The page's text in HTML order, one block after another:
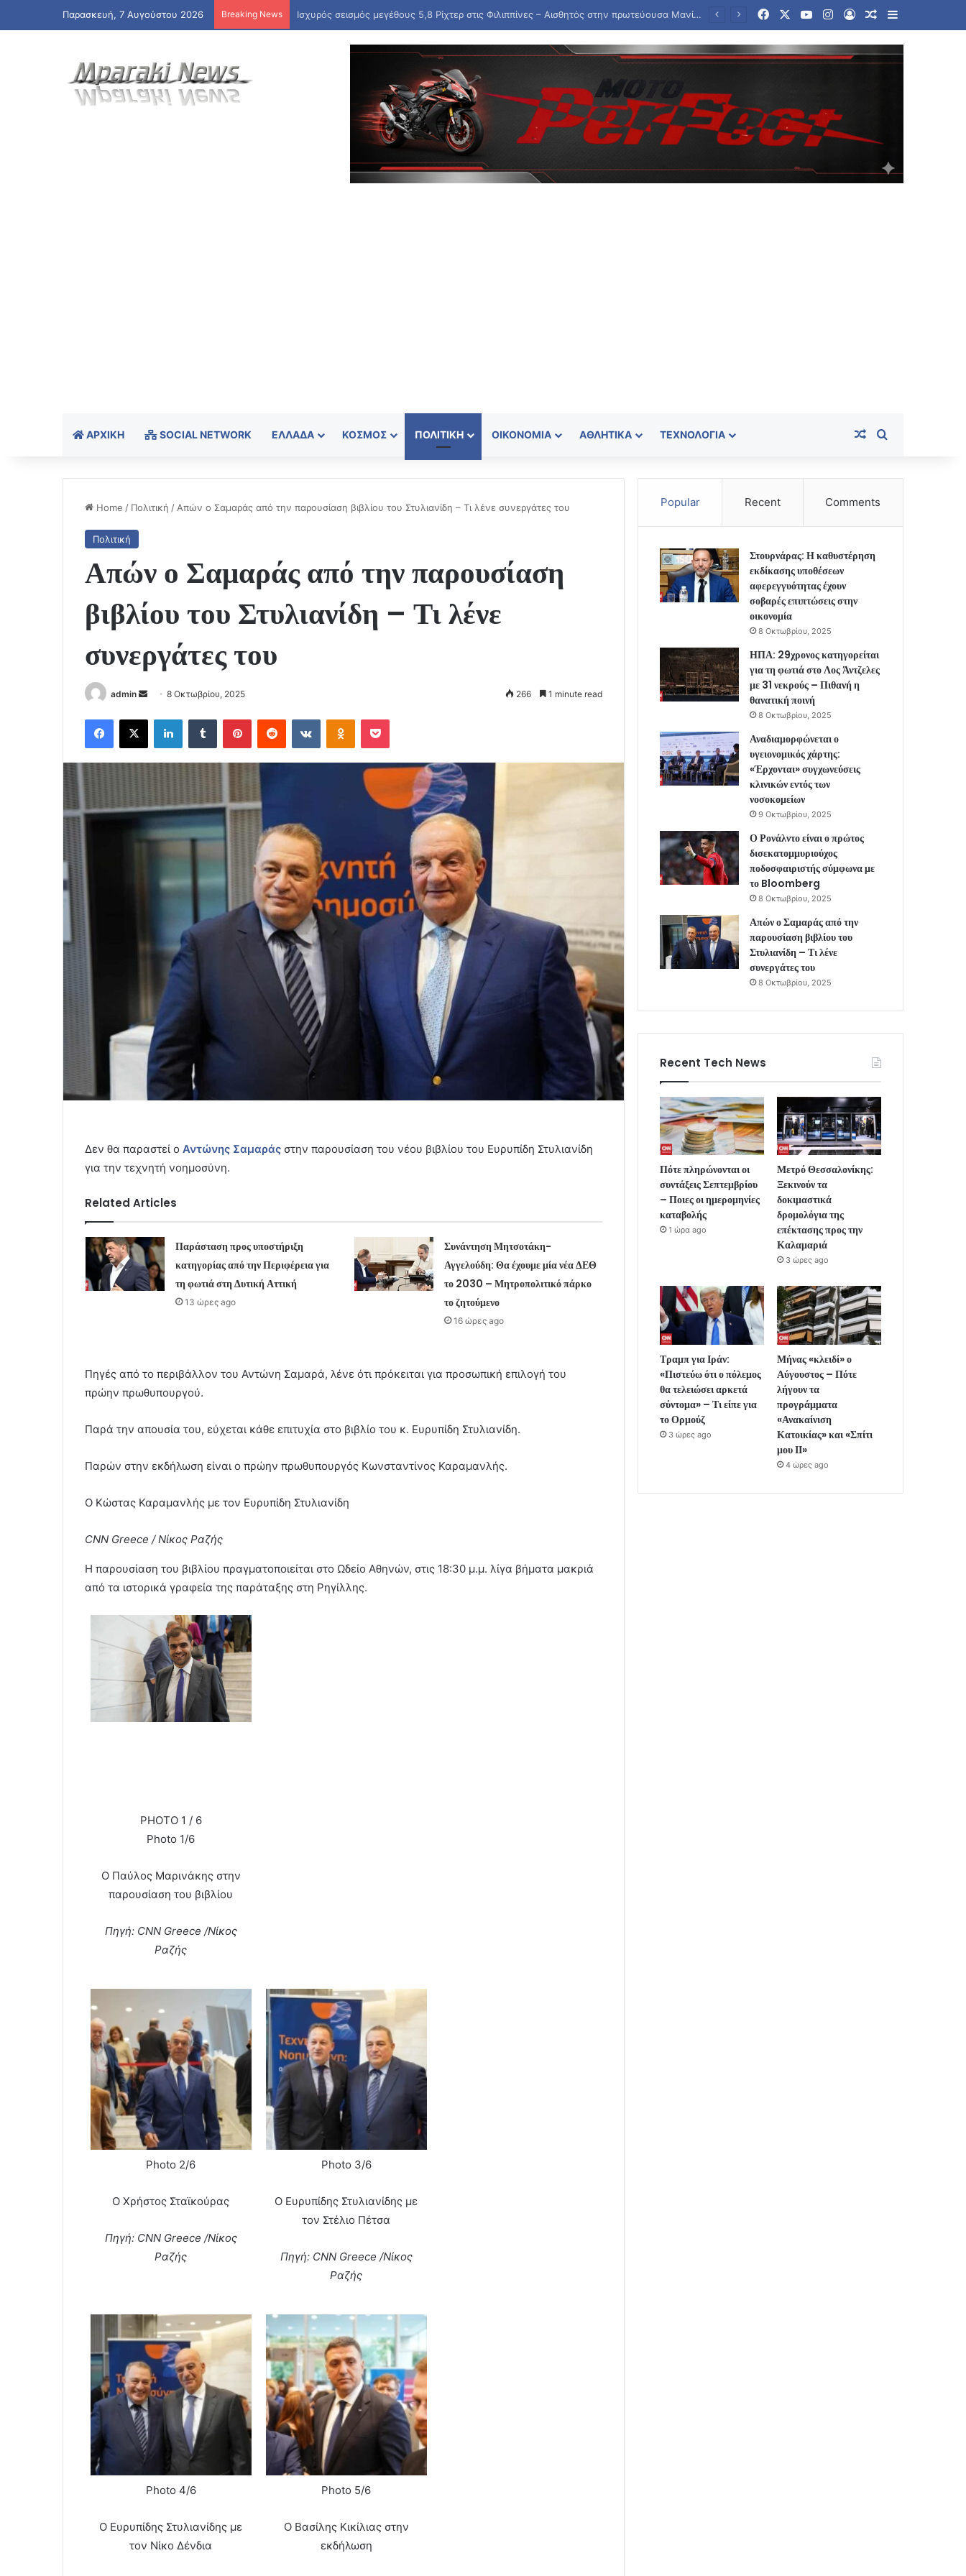
Παρασκευή, 7 Αυγούστου 2026 Breaking News Πότε πληρώνονται οι συντάξεις Σεπτεμβρίου – Ποιες οι ημερομηνίες καταβολής FacebookYouTubeInstagram
Log InRandom Article
Sidebar
ΑΡΧΙΚΉ SOCIAL NETWORK ΕΛΛΆΔΑ ΚΌΣΜΟΣ ΠΟΛΙΤΙΚΉ ΟΙΚΟΝΟΜΊΑ ΑΘΛΗΤΙΚΆ ΤΕΧΝΟΛΟΓΊΑ Random Article
Home / Πολιτική / Απών ο Σαμαράς από την παρουσίαση βιβλίου του Στυλιανίδη – Τι λένε συνεργάτες του
Πολιτική
Απών ο Σαμαράς από την παρουσίαση
βιβλίου του Στυλιανίδη – Τι λένε
συνεργάτες του
admin
Send
email
8 Οκτωβρίου, 2025 266 1 minute read
Facebook
X LinkedInTumblr PinterestReddit VKontakteOdnoklassniki
Pocket
Δεν θα παραστεί ο Αντώνης Σαμαράς στην παρουσίαση του νέου βιβλίου του Ευρυπίδη Στυλιανίδη
για την τεχνητή νοημοσύνη.
Related Articles
Παράσταση προς υποστήριξη
κατηγορίας από την Περιφέρεια για
τη φωτιά στη Δυτική Αττική
13 ώρες ago
Συνάντηση Μητσοτάκη-
Αγγελούδη: Θα έχουμε μία νέα ΔΕΘ
το 2030 – Μητροπολιτικό πάρκο
το ζητούμενο
16 ώρες ago
Πηγές από το περιβάλλον του Αντώνη Σαμαρά, λένε ότι πρόκειται για προσωπική επιλογή του
πρώην πρωθυπουργού.
Παρά την απουσία του, εύχεται κάθε επιτυχία στο βιβλίο του κ. Ευρυπίδη Στυλιανίδη.
Παρών στην εκδήλωση είναι ο πρώην πρωθυπουργός Κωνσταντίνος Καραμανλής.
Ο Κώστας Καραμανλής με τον Ευρυπίδη Στυλιανίδη
CNN Greece / Νίκος Ραζής
Η παρουσίαση του βιβλίου πραγματοποιείται στο Ωδείο Αθηνών, στις 18:30 μ.μ. λίγα βήματα μακριά
από τα ιστορικά γραφεία της παράταξης στη Ρηγίλλης.
PHOTO 1 / 6
Photo 1/6
Ο Παύλος Μαρινάκης στην
παρουσίαση του βιβλίου
Πηγή: CNN Greece /Νίκος
Ραζής
Photo 2/6
Ο Χρήστος Σταϊκούρας
Πηγή: CNN Greece /Νίκος
Ραζής
Photo 3/6
Ο Ευρυπίδης Στυλιανίδης με
τον Στέλιο Πέτσα
Πηγή: CNN Greece /Νίκος
Ραζής
Photo 4/6
Ο Ευρυπίδης Στυλιανίδης με
τον Νίκο Δένδια
Photo 5/6
Ο Βασίλης Κικίλιας στην
εκδήλωση
Popular Recent Comments
Στουρνάρας: Η καθυστέρηση
εκδίκασης υποθέσεων
αφερεγγυότητας έχουν
σοβαρές επιπτώσεις στην
οικονομία
8 Οκτωβρίου, 2025
ΗΠΑ: 29χρονος κατηγορείται
για τη φωτιά στο Λος Άντζελες
με 31 νεκρούς – Πιθανή η
θανατική ποινή
8 Οκτωβρίου, 2025
Αναδιαμορφώνεται ο
υγειονομικός χάρτης:
«Έρχονται» συγχωνεύσεις
κλινικών εντός των
νοσοκομείων
9 Οκτωβρίου, 2025
Ο Ρονάλντο είναι ο πρώτος
δισεκατομμυριούχος
ποδοσφαιριστής σύμφωνα με
το Bloomberg
8 Οκτωβρίου, 2025
Απών ο Σαμαράς από την
παρουσίαση βιβλίου του
Στυλιανίδη – Τι λένε
συνεργάτες του
8 Οκτωβρίου, 2025
Recent Tech News
Πότε πληρώνονται οι
συντάξεις Σεπτεμβρίου
– Ποιες οι ημερομηνίες
καταβολής
1 ώρα ago
Μετρό Θεσσαλονίκης:
Ξεκινούν τα
δοκιμαστικά
δρομολόγια της
επέκτασης προς την
Καλαμαριά
3 ώρες ago
Τραμπ για Ιράν:
«Πιστεύω ότι ο πόλεμος
θα τελειώσει αρκετά
σύντομα» – Τι είπε για
το Ορμούζ
3 ώρες ago
Μήνας «κλειδί» ο
Αύγουστος – Πότε
λήγουν τα
προγράμματα
«Ανακαίνιση
Κατοικίας» και «Σπίτι
μου ΙΙ»
4 ώρες ago